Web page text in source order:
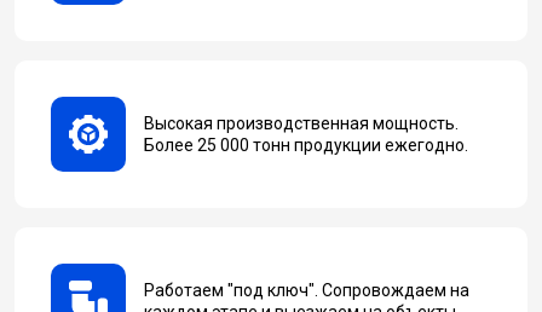
Высокая производственная мощность.
Более 25 000 тонн продукции ежегодно.
Работаем "под ключ". Сопровождаем на